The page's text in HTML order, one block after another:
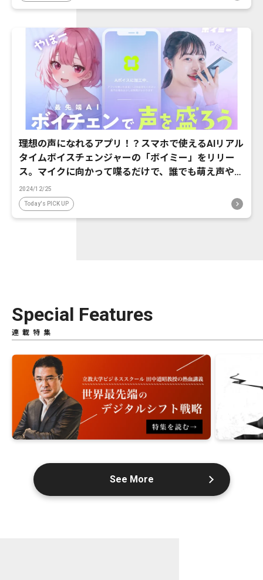
理想の声になれるアプリ！？スマホで使えるAIリアル
タイムボイスチェンジャーの「ボイミー」をリリー
ス。マイクに向かって喋るだけで、誰でも萌え声やイ
ケボ風に音声変換が可能に。
2024/12/25
Today's PICK UP
Special Features
連載特集
See More